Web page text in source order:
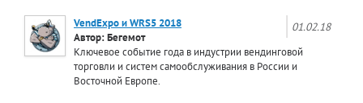
01.02.18
VendExpo и WRS5 2018
Автор: Бегемот
Ключевое событие года в индустрии вендинговой
торговли и систем самообслуживания в России и
Восточной Европе.